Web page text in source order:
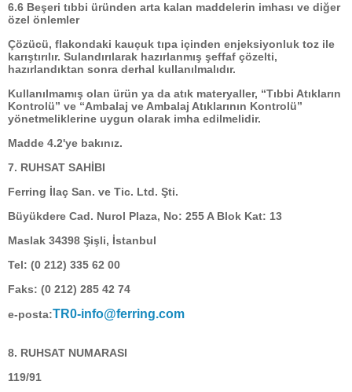
6.6 Beşeri tıbbi üründen arta kalan maddelerin imhası ve diğer
özel önlemler
Çözücü, flakondaki kauçuk tıpa içinden enjeksiyonluk toz ile
karıştırılır. Sulandırılarak hazırlanmış şeffaf çözelti,
hazırlandıktan sonra derhal kullanılmalıdır.
Kullanılmamış olan ürün ya da atık materyaller, “Tıbbi Atıkların
Kontrolü” ve “Ambalaj ve Ambalaj Atıklarının Kontrolü”
yönetmeliklerine uygun olarak imha edilmelidir.
Madde 4.2'ye bakınız.
7. RUHSAT SAHİBI
Ferring İlaç San. ve Tic. Ltd. Şti.
Büyükdere Cad. Nurol Plaza, No: 255 A Blok Kat: 13
Maslak 34398 Şişli, İstanbul
Tel: (0 212) 335 62 00
Faks: (0 212) 285 42 74
e-posta:TR0-info@ferring.com
8. RUHSAT NUMARASI
119/91